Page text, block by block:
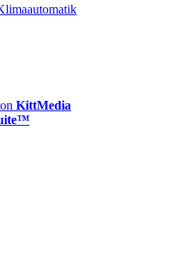
KittMedia